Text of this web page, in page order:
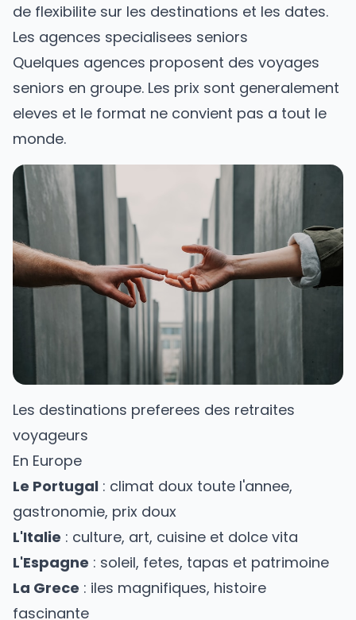
de flexibilite sur les destinations et les dates.
Les agences specialisees seniors
Quelques agences proposent des voyages
seniors en groupe. Les prix sont generalement
eleves et le format ne convient pas a tout le
monde.
Les destinations preferees des retraites
voyageurs
En Europe
Le Portugal : climat doux toute l'annee,
gastronomie, prix doux
L'Italie : culture, art, cuisine et dolce vita
L'Espagne : soleil, fetes, tapas et patrimoine
La Grece : iles magnifiques, histoire
fascinante